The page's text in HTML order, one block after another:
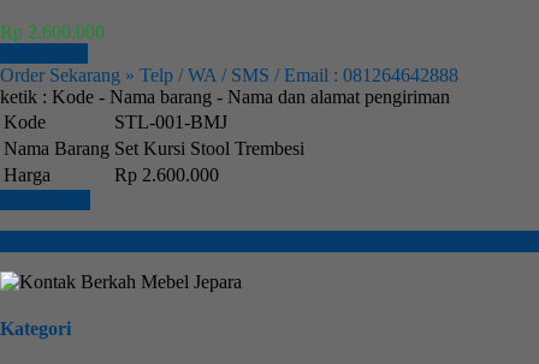
Rp 2.600.000
Order Sekarang » Telp / WA / SMS / Email : 081264642888
ketik : Kode - Nama barang - Nama dan alamat pengiriman
Kode
STL-001-BMJ
Nama Barang Set Kursi Stool Trembesi
Harga
Rp 2.600.000
Kategori